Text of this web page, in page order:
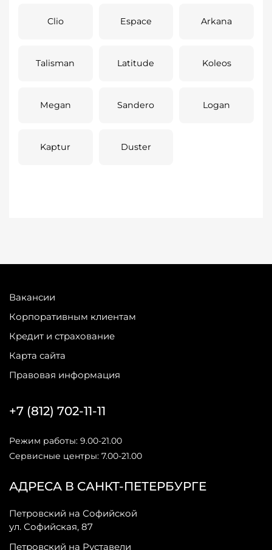
Clio Espace Arkana
Talisman Latitude Koleos
Megan Sandero Logan
Kaptur Duster
Вакансии
Корпоративным клиентам
Кредит и страхование
Карта сайта
Правовая информация
АДРЕСА В САНКТ-ПЕТЕРБУРГЕ
Петровский на Софийской
ул. Софийская, 87
Петровский на Руставели
+7 (812) 702-11-11
Режим работы: 9.00-21.00
Сервисные центры: 7.00-21.00